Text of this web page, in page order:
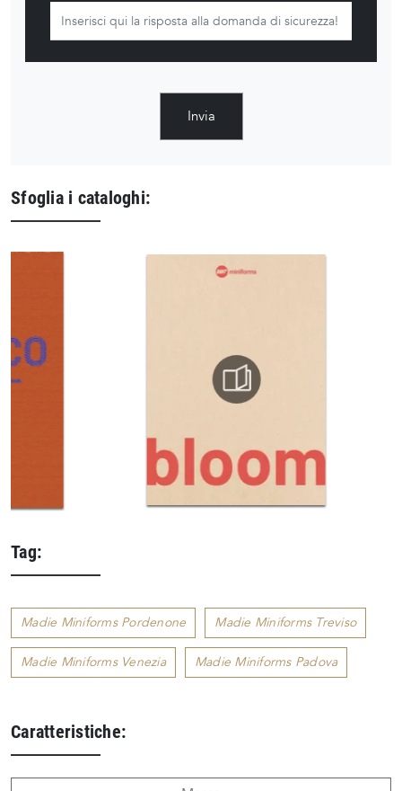
Invia
Sfoglia i cataloghi:
Tag:
Madie Miniforms Pordenone Madie Miniforms Treviso
Madie Miniforms Venezia Madie Miniforms Padova
Caratteristiche: